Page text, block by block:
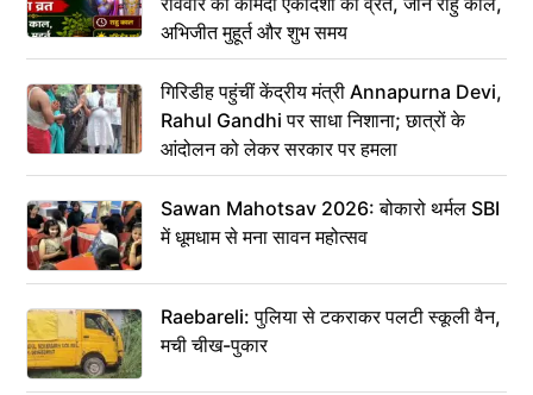
अभिजीत मुहूर्त और शुभ समय
गिरिडीह पहुंचीं केंद्रीय मंत्री Annapurna Devi,
Rahul Gandhi पर साधा निशाना; छात्रों के
आंदोलन को लेकर सरकार पर हमला
Sawan Mahotsav 2026: बोकारो थर्मल SBI
में धूमधाम से मना सावन महोत्सव
Raebareli: पुलिया से टकराकर पलटी स्कूली वैन,
मची चीख-पुकार